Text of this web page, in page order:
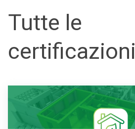
Tutte le
certificazioni